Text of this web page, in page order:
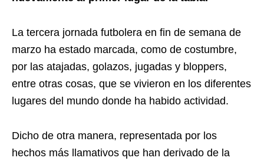
La tercera jornada futbolera en fin de semana de
marzo ha estado marcada, como de costumbre,
por las atajadas, golazos, jugadas y bloppers,
entre otras cosas, que se vivieron en los diferentes
lugares del mundo donde ha habido actividad.
Dicho de otra manera, representada por los
hechos más llamativos que han derivado de la